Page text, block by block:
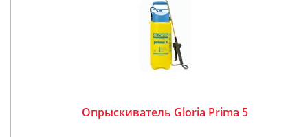
Опрыскиватель Gloria Prima 5